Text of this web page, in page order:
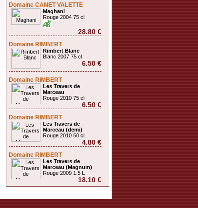
Domaine CANET VALETTE
Maghani
Rouge 2004 75 cl
28.80 €
Domaine RIMBERT
Rimbert Blanc
Blanc 2007 75 cl
6.50 €
Domaine RIMBERT
Les Travers de
Marceau
Rouge 2010 75 cl
6.50 €
Domaine RIMBERT
Les Travers de
Marceau (demi)
Rouge 2010 50 cl
4.80 €
Domaine RIMBERT
Les Travers de
Marceau (Magnum)
Rouge 2009 1.5 L
18.10 €